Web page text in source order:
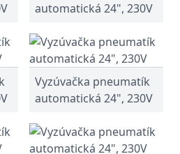
automatická 24", 230V
Vyzúvačka pneumatík
automatická 24", 230V